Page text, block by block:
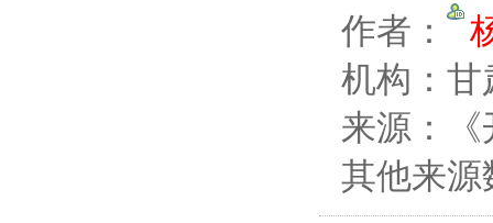
作者：
机构：
来源：
其他来